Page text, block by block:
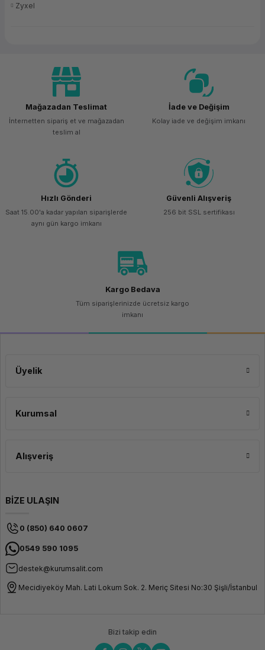
Zyxel
Mağazadan Teslimat
İnternetten sipariş et ve mağazadan
teslim al
İade ve Değişim
Kolay iade ve değişim imkanı
Hızlı Gönderi
Saat 15.00'a kadar yapılan siparişlerde
aynı gün kargo imkanı
Güvenli Alışveriş
256 bit SSL sertifikası
Kargo Bedava
Tüm siparişlerinizde ücretsiz kargo
imkanı
Üyelik
Kurumsal
Alışveriş
BİZE ULAŞIN
0 (850) 640 0607
0549 590 1095
destek@kurumsalit.com
Mecidiyeköy Mah. Lati Lokum Sok. 2. Meriç Sitesi No:30 Şişli/İstanbul
Bizi takip edin